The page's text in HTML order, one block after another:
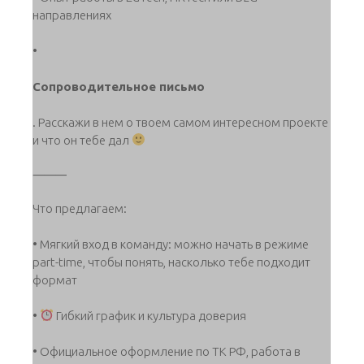
направлениях
•
Сопроводительное письмо
. Расскажи в нем о твоем самом интересном проекте
и что он тебе дал
⸻
Что предлагаем:
• Мягкий вход в команду: можно начать в режиме
part-time, чтобы понять, насколько тебе подходит
формат
• Гибкий график и культура доверия
• Официальное оформление по ТК РФ, работа в